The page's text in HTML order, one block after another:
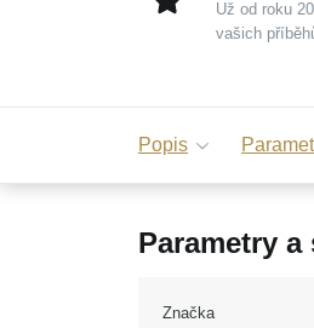
Už od roku
vašich
Popis
Parametry
Značka